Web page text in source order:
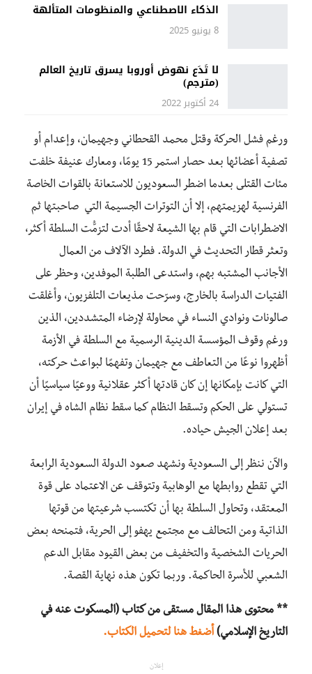
الذكاء الاصطناعي والمنظومات المتألهة
8 يونيو 2025
لا تَدَع نهوض أوروبا يسرق تاريخ العالم
(مترجم)
24 أكتوبر 2022
ورغم فشل الحركة وقتل محمد القحطاني وجهيمان، وإعدام أو
تصفية أعضائها بعد حصار استمر 15 يومًا، ومعارك عنيفة خلفت
مئات القتلى بعدما اضطر السعوديون للاستعانة بالقوات الخاصة
الفرنسية لهزيمتهم، إلا أن التوترات الجسيمة التي صاحبتها ثم
الاضطرابات التي قام بها الشيعة لاحقًا أدت لتزمُّت السلطة أكثر،
وتعثر قطار التحديث في الدولة. فطرد الآلاف من العمال
الأجانب المشتبه بهم، واستدعى الطلبة الموفدين، وحظر على
الفتيات الدراسة بالخارج، وسرّحت مذيعات التلفزيون، وأغلقت
صالونات ونوادي النساء في محاولة لإرضاء المتشددين، الذين
ورغم وقوف المؤسسة الدينية الرسمية مع السلطة في الأزمة
أظهروا نوعًا من التعاطف مع جهيمان وتفهمًا لبواعث حركته،
التي كانت بإمكانها إن كان قادتها أكثر عقلانية ووعيًا سياسيًا أن
تستولي على الحكم وتسقط النظام كما سقط نظام الشاه في إيران
بعد إعلان الجيش حياده.
والآن ننظر إلى السعودية ونشهد صعود الدولة السعودية الرابعة
التي تقطع روابطها مع الوهابية وتتوقف عن الاعتماد على قوة
المعتقد، وتحاول السلطة بها أن تكتسب شرعيتها من قوتها
الذاتية ومن التحالف مع مجتمع يهفو إلى الحرية، فتمنحه بعض
الحريات الشخصية والتخفيف من بعض القيود مقابل الدعم
الشعبي للأسرة الحاكمة. وربما تكون هذه نهاية القصة.
** محتوى هذا المقال مستقى من كتاب (المسكوت عنه في
التاريخ الإسلامي) أضغط هنا لتحميل الكتاب.
إعلان